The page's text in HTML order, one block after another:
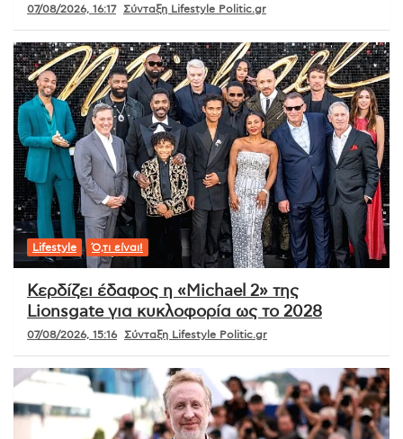
07/08/2026, 16:17 Σύνταξη Lifestyle Politic.gr
Lifestyle Ό,τι είναι!
Κερδίζει έδαφος η «Michael 2» της
Lionsgate για κυκλοφορία ως το 2028
07/08/2026, 15:16 Σύνταξη Lifestyle Politic.gr